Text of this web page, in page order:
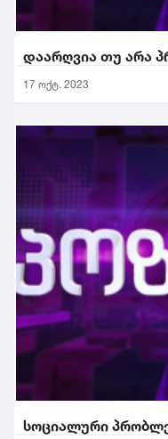
დაარღვია თუ არა
17 ოქტ. 2023
სოციალური